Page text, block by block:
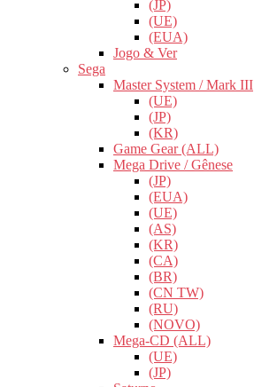
(JP)
(UE)
(EUA)
Jogo & Ver
Sega
Master System / Mark III
(UE)
(JP)
(KR)
Game Gear (ALL)
Mega Drive / Gênese
(JP)
(EUA)
(UE)
(AS)
(KR)
(CA)
(BR)
(CN TW)
(RU)
(NOVO)
Mega-CD (ALL)
(UE)
(JP)